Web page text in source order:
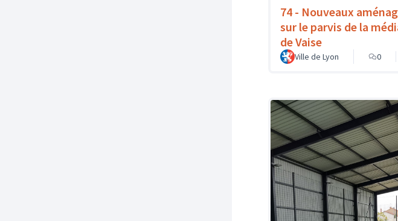
74 - Nouveaux
sur le parvis de la
de Vaise
Ville de Lyon 0